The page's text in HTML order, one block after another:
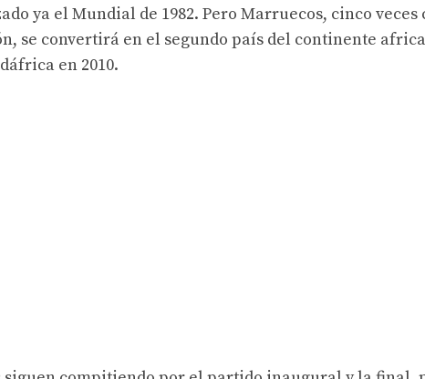
ya el Mundial de 1982. Pero Marruecos, cinco
se convertirá en el segundo país del continente
en 2010.